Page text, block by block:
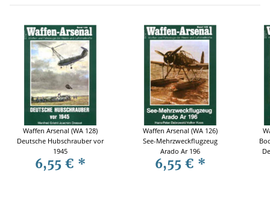
Waffen Arsenal (WA 128)
Deutsche Hubschrauber vor
1945
6,55 € *
Waffen Arsenal (WA 126)
See-Mehrzweckflugzeug
Arado Ar 196
6,55 € *